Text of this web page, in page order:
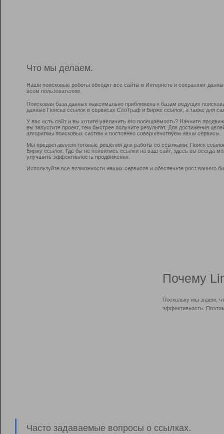
Что мы делаем.
Наши поисковые роботы обходят все сайты в Интернете и сохраняют
всем пользователям.
Поисковая база данных максимально приближена к базам ведущих
данные Поиска ссылок в сервисах СеоТраф и Бирже ссылок, а также для
У вас есть сайт и вы хотите увеличить его посещаемость? Начните
вы запустите проект, тем быстрее получите результат. Для достижения
алгоритмы поисковых систем и постоянно совершенствуем наши сервисы.
Мы предоставляем готовые решения для работы со ссылками: Поиск
Биржу ссылок. Где бы не появились ссылки на ваш сайт, здесь вы всегда
улучшить эффективность продвижения.
Используйте все возможности наших сервисов и обеспечьте рост вашего
Почему
Поскольку мы знаем,
эффективность.
Часто задаваемые вопросы о ссылках.